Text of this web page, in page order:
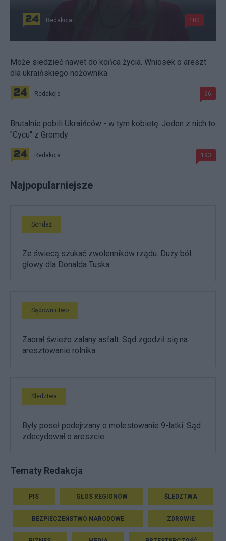
Redakcja 102
Może siedzieć nawet do końca życia. Wniosek o areszt
dla ukraińskiego nożownika
Redakcja 66
Brutalnie pobili Ukraińców - w tym kobietę. Jeden z nich to
"Cycu" z Gromdy
Redakcja 193
Najpopularniejsze
Sondaż
Ze świecą szukać zwolenników rządu. Duży ból
głowy dla Donalda Tuska
Sądownictwo
Zaorał świeżo zalany asfalt. Sąd zgodził się na
aresztowanie rolnika
Śledztwa
Były poseł podejrzany o molestowanie 9-latki. Sąd
zdecydował o areszcie
Tematy Redakcja
PIS GŁOS REGIONÓW ŚLEDZTWA
BEZPIECZEŃSTWO NARODOWE ZDROWIE